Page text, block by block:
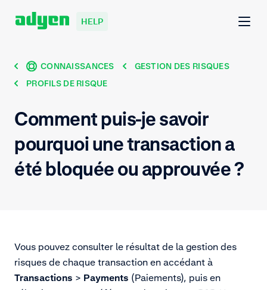
HELP
CONNAISSANCES
GESTION DES RISQUES
PROFILS DE RISQUE
Comment puis-je savoir
pourquoi une transaction a
été bloquée ou approuvée ?
Vous pouvez consulter le résultat de la gestion des
risques de chaque transaction en accédant à
Transactions > Payments (Paiements), puis en